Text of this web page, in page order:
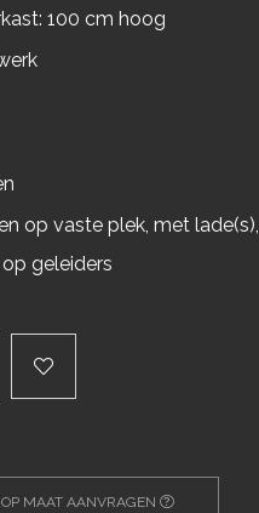
100 cm hoog
op vaste plek, met lade(s),
geleiders
MAAT AANVRAGEN